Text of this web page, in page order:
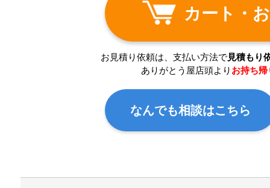
カート・
お見積り依頼は、支払い方法で見積もり
ありがとう屋店頭より お持ち帰
なんでも相談はこちら